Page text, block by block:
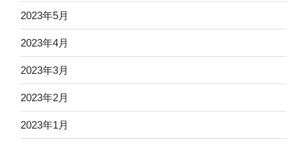
2023年5月
2023年4月
2023年3月
2023年2月
2023年1月